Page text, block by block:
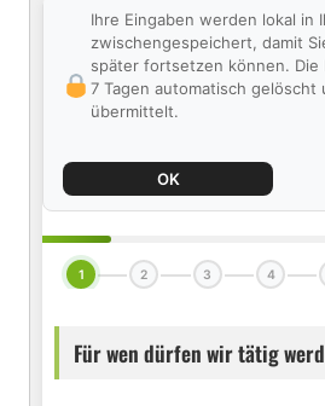
Ihre Eingaben werden lokal in
zwischengespeichert, damit
später fortsetzen können. Die
7 Tagen automatisch gelöscht
übermittelt.
OK
1 2 3 4
Für wen dürfen wir tätig